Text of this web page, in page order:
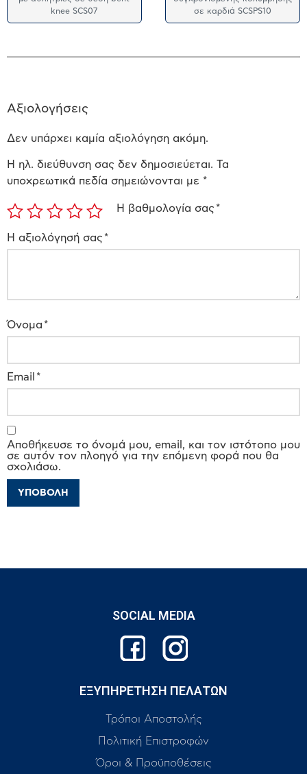
knee SCS07
σε καρδιά SCSPS10
Αξιολογήσεις
Δεν υπάρχει καμία αξιολόγηση ακόμη.
Η ηλ. διεύθυνση σας δεν δημοσιεύεται. Τα
υποχρεωτικά πεδία σημειώνονται με *
Η βαθμολογία σας *
Η αξιολόγησή σας *
Όνομα *
Email *
Αποθήκευσε το όνομά μου, email, και τον ιστότοπο μου
σε αυτόν τον πλοηγό για την επόμενη φορά που θα
σχολιάσω.
SOCIAL MEDIA
ΕΞΥΠΗΡΕΤΗΣΗ ΠΕΛΑΤΩΝ
Τρόποι Αποστολής
Πολιτική Επιστροφών
Όροι & Προϋποθέσεις